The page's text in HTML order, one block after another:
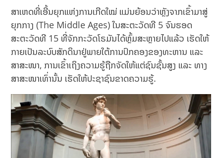
ສາເຫດທີ່ເອີ້ນຍຸກແຫ່ງການເກີດໃໝ່ ແມ່ນຍ້ອນວ່າຫຼັງຈາກເຂົ້າມາສູ່
ຍຸກກາງ (The Middle Ages) ໃນສະຕະວັດທີ 5 ຈົນຮອດ
ສະຕະວັດທີ 15 ທີ່ຈັກກະວັດໂຣມັນໄດ້ຫຼົ້ມສະຫຼາຍໄປແລ້ວ ເຮັດໃຫ້
ກາຍເປັນລະບົບສັກດິນາຢູ່ພາຍໃຕ້ການປົກຄອງຂອງທະຫານ ແລະ
ສາສະໜາ, ການເຂົ້າເຖິງຄວາມຮູ້ຖືກຈັດໃຫ້ແຕ່ຊົນຊັ້ນສູງ ແລະ ທາງ
ສາສະໜາເທົ່ານັ້ນ ເຮັດໃຫ້ປະຊາຊົນຂາດຄວາມຮູ້.